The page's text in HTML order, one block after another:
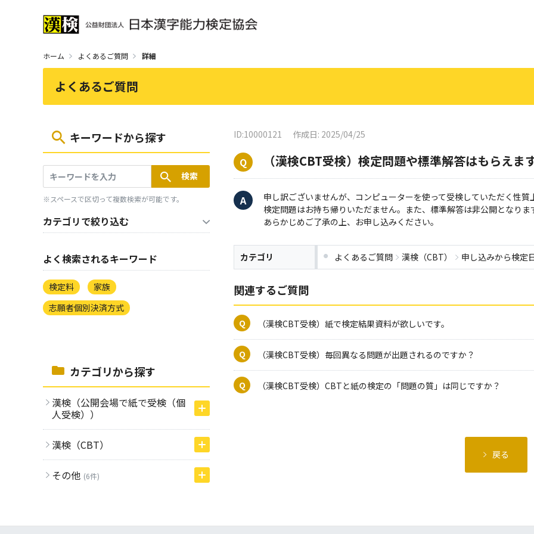
ホーム よくあるご質問 詳細
よくあるご質問
キーワードから探す
※スペースで区切って複数検索が可能です。
カテゴリで絞り込む
よく検索されるキーワード
検定料
家族
志願者個別決済方式
カテゴリから探す
漢検（公開会場で紙で受検（個
人受検））
漢検（CBT）
その他 (6件)
ID:10000121 作成日: 2025/04/25
（漢検CBT受検）検定問題や標準解答はもらえま
申し訳ございませんが、コンピューターを使って受検していただく性質
検定問題はお持ち帰りいただません。また、標準解答は非公開となりま
あらかじめご了承の上、お申し込みください。
カテゴリ よくあるご質問 漢検（CBT） 申し込みから検定
関連するご質問
（漢検CBT受検）紙で検定結果資料が欲しいです。
（漢検CBT受検）毎回異なる問題が出題されるのですか？
（漢検CBT受検）CBTと紙の検定の「問題の質」は同じですか？
戻る